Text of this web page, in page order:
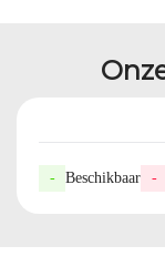
- Beschikbaar -